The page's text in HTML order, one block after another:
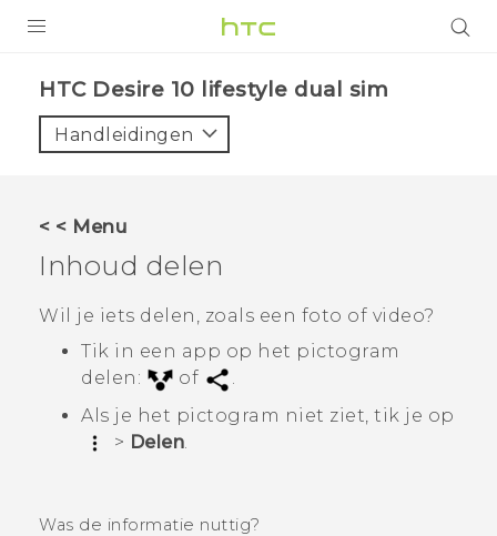
VIVE
HTC Club
SUPPORT
HTC-apparaten & -accessoires
Aanmelden
HTC Desire 10 lifestyle dual sim‎
Handleidingen
< < Menu
Inhoud delen
Wil je iets delen, zoals een foto of video?
Tik in een app op het pictogram
delen:
of
.
Als je het pictogram niet ziet, tik je op
> Delen
Was de informatie nuttig?